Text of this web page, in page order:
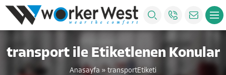
transport ile Etiketlenen Konular
Anasayfa » transportEtiketi